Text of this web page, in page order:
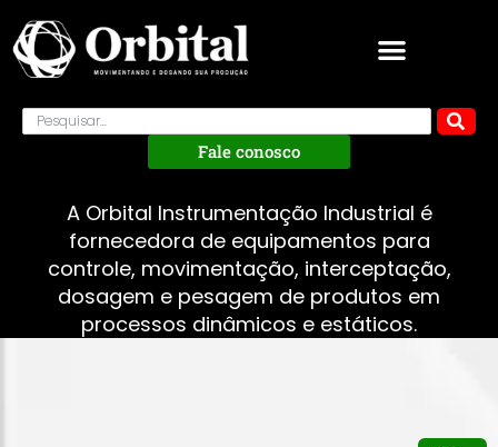
Fale conosco
A Orbital Instrumentação Industrial é
fornecedora de equipamentos para
controle, movimentação, interceptação,
dosagem e pesagem de produtos em
processos dinâmicos e estáticos.